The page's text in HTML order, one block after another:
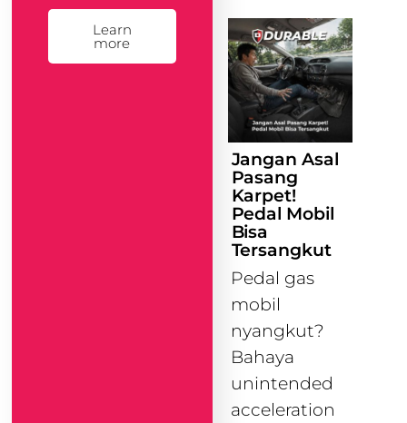
Learn
more
Jangan Asal
Pasang
Karpet!
Pedal Mobil
Bisa
Tersangkut
Pedal gas
mobil
nyangkut?
Bahaya
unintended
acceleration